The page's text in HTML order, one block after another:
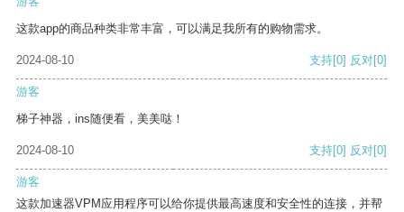
这款app的商品种类非常丰富，可以满足我所有的购物需求。
2024-08-10 支持[0] 反对[0]
游客
梯子神器，ins随便看，美美哒！
2024-08-10 支持[0] 反对[0]
游客
这款加速器VPM应用程序可以给你提供最高速度和安全性的连接，并帮